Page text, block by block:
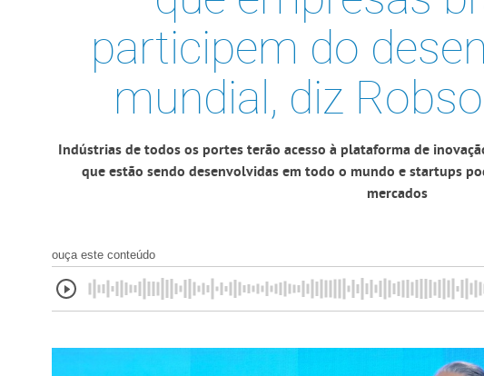
participem do
mundial, diz
Indústrias de todos os portes terão acesso à plataforma de
que estão sendo desenvolvidas em todo o mundo e startups
mercados
ouça este conteúdo